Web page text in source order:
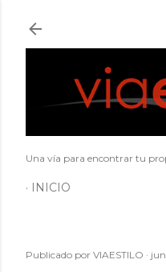
Una vía para encontrar tu
INICIO
Publicado por VIAESTILO